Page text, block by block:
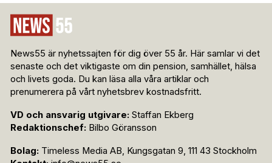
News55 är nyhetssajten för dig över 55 år. Här samlar vi det
senaste och det viktigaste om din pension, samhället, hälsa
och livets goda. Du kan läsa alla våra artiklar och
prenumerera på vårt nyhetsbrev kostnadsfritt.
VD och ansvarig utgivare: Staffan Ekberg
Redaktionschef: Bilbo Göransson
Bolag: Timeless Media AB, Kungsgatan 9, 111 43 Stockholm